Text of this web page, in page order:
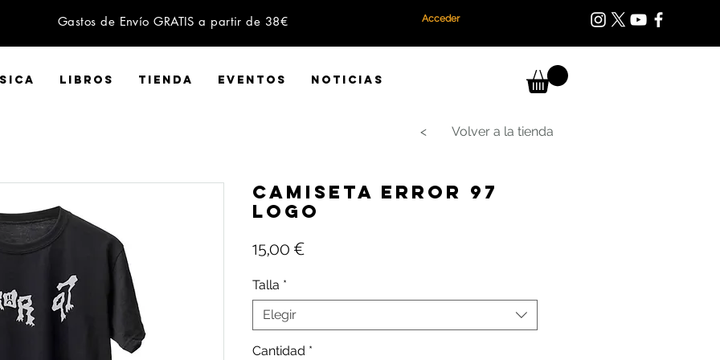
Gastos de Envío GRATIS a partir de 38€ Acceder
LIBROS Tienda EVENTOS NOTICIAS
< Volver a la tienda
Camiseta Error 97
Logo
15,00 €Precio
Talla *
Elegir
Cantidad *